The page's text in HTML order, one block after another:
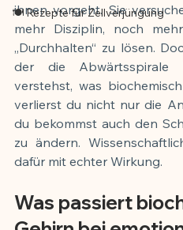
🍽️ Rezepte für Zellverjüngung
ihnen vorgeht. Sie
mehr Disziplin, noch
„Durchhalten“ zu lösen.
der die Abwärtsspirale
verstehst, was
verlierst du nicht nur die
du bekommst auch den
zu ändern.
dafür mit echter Wirkung.
Was passiert